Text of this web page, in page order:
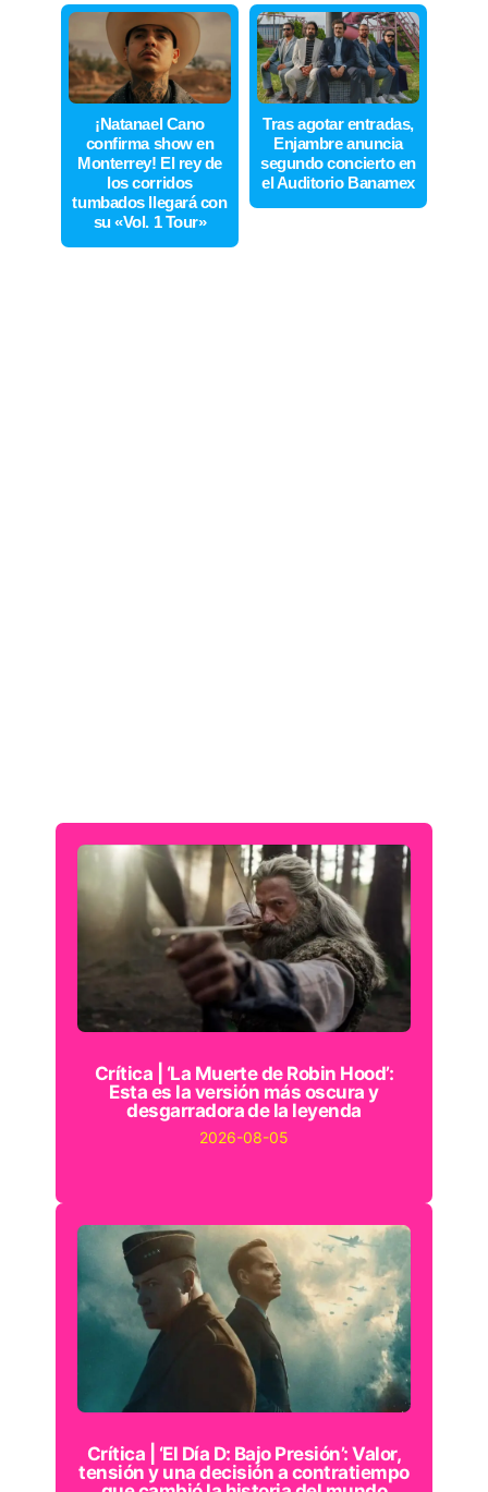
¡Natanael Cano
confirma show en
Monterrey! El rey de
los corridos
tumbados llegará con
su «Vol. 1 Tour»
Tras agotar entradas,
Enjambre anuncia
segundo concierto en
el Auditorio Banamex
Crítica | ‘La Muerte de Robin Hood’:
Esta es la versión más oscura y
desgarradora de la leyenda
2026-08-05
Crítica | ‘El Día D: Bajo Presión’: Valor,
tensión y una decisión a contratiempo